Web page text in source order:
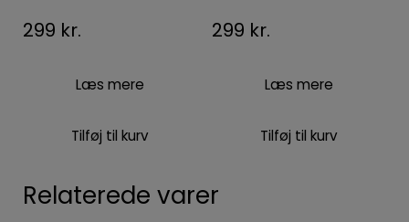
299 kr.
Læs mere
Tilføj til kurv
299 kr.
Læs mere
Tilføj til kurv
Relaterede varer